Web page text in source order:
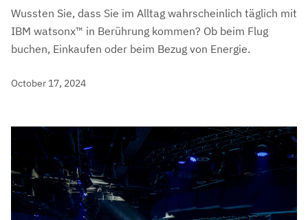
Wussten Sie, dass Sie im Alltag wahrscheinlich täglich mit
IBM watsonx™ in Berührung kommen? Ob beim Flug
buchen, Einkaufen oder beim Bezug von Energie.
October 17, 2024